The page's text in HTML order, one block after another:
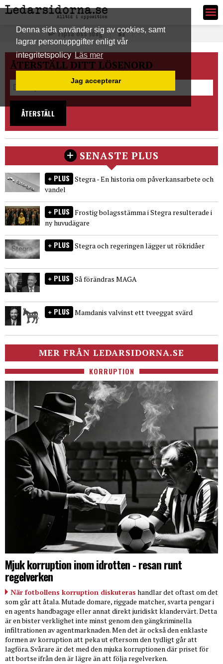
Denna sida använder sig av cookies, samt
lagrar personuppgifter enligt vår
integritetspolicyLäs mer
Jag accepterar
Ledarsidorna.se
Tipsa oss idag
ÅTERSTÄLL DITT LÖSENORD
ÅTERSTÄLL
SENASTE PLUS
PLUS Stegra - En historia om påverkansarbete och
vandel
PLUS Frostig bolagsstämma i Stegra resulterade i
ny huvudägare
PLUS Stegra och regeringen lägger ut rökridåer
PLUS Så förändras MAGA
PLUS Mamdanis valvinst ett tveeggat svärd
MER FRÅN LEDARSIDORNA.SE
KORRUPTION
Mjuk korruption inom idrotten - resan runt
regelverken
När fotbollens korruption diskuteras handlar det oftast om det
som går att åtala. Mutade domare, riggade matcher, svarta pengar i
en agents handbagage eller annat direkt juridiskt klandervärt. Detta
är en bister verklighet inte minst genom den gängkriminella
infiltrationen av agentmarknaden. Men det är också den enklaste
formen av korruption att peka ut eftersom den tydligt går att
lagföra. Svårare är det med den mjuka korruptionen där priset för
att bortse ifrån den är lägre än att följa regelverken.